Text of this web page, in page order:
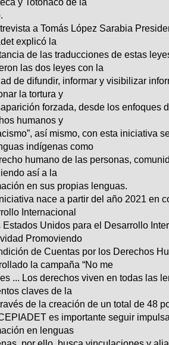
a Tomás López Sarabia
explicó la
de las traducciones de estas
las dos leyes con la
de difundir, informar y visibilizar
la tortura y
forzada, desde los enfoques
humanos y
así mismo, con esta iniciativa
indígenas como
humano de las personas,
así a la
en sus propias lenguas.
nace a partir del año 2021 en
Internacional
Estados Unidos para el Desarrollo
Promoviendo
de Cuentas por los Derechos
la campaña “No me
... Los derechos viven en todas las
claves de la
de la creación de un total de 48
es importante seguir
en lenguas